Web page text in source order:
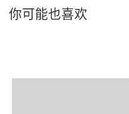
你可能也喜欢